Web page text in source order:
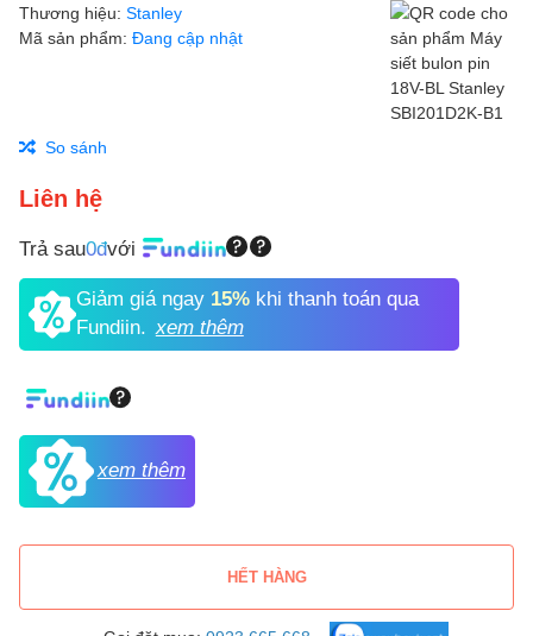
Thương hiệu: Stanley
Mã sản phẩm: Đang cập nhật
So sánh
Liên hệ
Trả sau0đvới
Giảm giá ngay 15%khi thanh toán qua
Fundiin. xem thêm
xem thêm
HẾT HÀNG